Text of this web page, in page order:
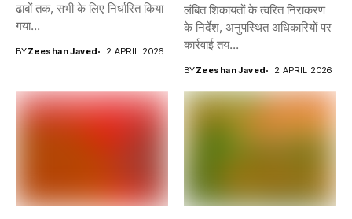
ढाबों तक, सभी के लिए निर्धारित किया
गया...
BYZeeshan Javed 2 APRIL 2026
लंबित शिकायतों के त्वरित निराकरण
के निर्देश, अनुपस्थित अधिकारियों पर
कार्रवाई तय...
BYZeeshan Javed 2 APRIL 2026